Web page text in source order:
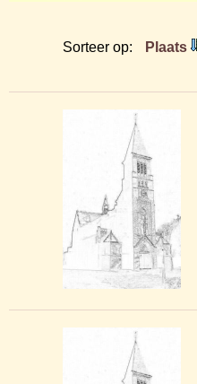
Sorteer op: Plaats